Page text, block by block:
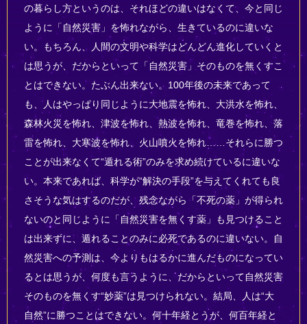
の暮らし方というのは、それほどの違いはなくて、今と同じ
ように「自然災害」を怖れながら、生きているのに違いな
い。もちろん、人間の文明や科学はどんどん進化していくと
は思うが、だからといって「自然災害」そのものを無くすこ
とはできない。たぶん出来ない。100年後の未来であって
も、人はやっぱり同じように大地震を怖れ、大洪水を怖れ、
森林火災を怖れ、津波を怖れ、熱波を怖れ、竜巻を怖れ、落
雷を怖れ、大寒波を怖れ、火山噴火を怖れ……それらに勝つ
ことが出来なくて“遁れる術”のみを求め続けているに違いな
い。本来であれば、科学が“解決の手段”を与えてくれても良
さそうな気はするのだが、残念ながら「不死の薬」が得られ
ないのと同じように「自然災害を無くす薬」も見つけること
は出来ずに、遁れることのみに必死であるのに違いない。自
然災害への予測は、今よりもはるかに進んだものになってい
るとは思うが、何度も言うように、だからといって自然災害
そのものを無くす“妙薬”は見つけられない。結局、人は“大
自然”に勝つことはできない。何十年経とうが、何百年経と